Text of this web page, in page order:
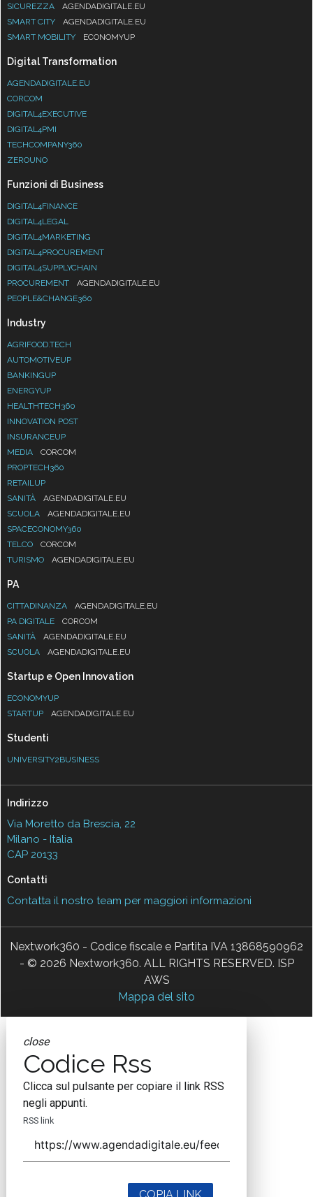
SICUREZZA
AGENDADIGITALE.EU
SMART CITY
AGENDADIGITALE.EU
SMART MOBILITY
ECONOMYUP
Digital Transformation
AGENDADIGITALE.EU
CORCOM
DIGITAL4EXECUTIVE
DIGITAL4PMI
TECHCOMPANY360
ZEROUNO
Funzioni di Business
DIGITAL4FINANCE
DIGITAL4LEGAL
DIGITAL4MARKETING
DIGITAL4PROCUREMENT
DIGITAL4SUPPLYCHAIN
PROCUREMENT
AGENDADIGITALE.EU
PEOPLE&CHANGE360
Industry
AGRIFOOD.TECH
AUTOMOTIVEUP
BANKINGUP
ENERGYUP
HEALTHTECH360
INNOVATION POST
INSURANCEUP
MEDIA
CORCOM
PROPTECH360
RETAILUP
SANITÀ
AGENDADIGITALE.EU
SCUOLA
AGENDADIGITALE.EU
SPACECONOMY360
TELCO
CORCOM
TURISMO
AGENDADIGITALE.EU
PA
CITTADINANZA
AGENDADIGITALE.EU
PA DIGITALE
CORCOM
SANITÀ
AGENDADIGITALE.EU
SCUOLA
AGENDADIGITALE.EU
Startup e Open Innovation
ECONOMYUP
STARTUP
AGENDADIGITALE.EU
Studenti
UNIVERSITY2BUSINESS
Indirizzo
Via Moretto da Brescia, 22
Milano - Italia
CAP 20133
Contatti
Contatta il nostro team per maggiori informazioni
Nextwork360 - Codice fiscale e Partita IVA 13868590962
- © 2026 Nextwork360. ALL RIGHTS RESERVED. ISP
AWS
Mappa del sito
close
Codice Rss
Clicca sul pulsante per copiare il link RSS
negli appunti.
RSS link
COPIA LINK